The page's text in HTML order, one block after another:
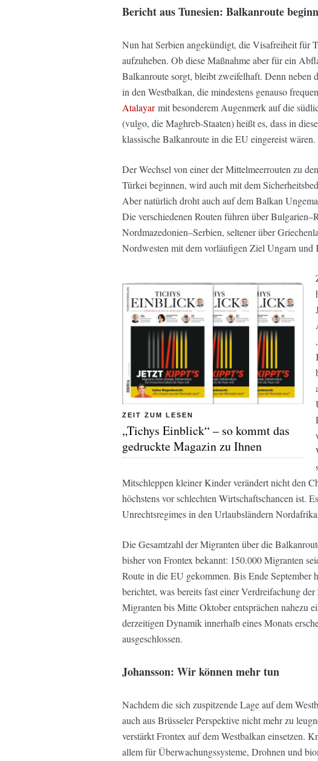
Bericht aus Tunesien: Balkanroute
Nun hat Serbien angekündigt, die Visafreiheit für
aufzuheben. Ob diese Maßnahme aber für ein
Balkanroute sorgt, bleibt zweifelhaft. Denn neben
in den Westbalkan, die mindestens genauso
Atalayarmit besonderem Augenmerk auf die
(vulgo, die Maghreb-Staaten) heißt es, dass in
klassische Balkanroute in die EU eingereist wären.
Der Wechsel von einer der Mittelmeerrouten zu
Türkei beginnen, wird auch mit dem
Aber natürlich droht auch auf dem Balkan
Die verschiedenen Routen führen über
Nordmazedonien–Serbien, seltener über
Nordwesten mit dem vorläufigen Ziel Ungarn und
ZEIT ZUM LESEN
„Tichys Einblick“ – so kommt das
gedruckte Magazin zu Ihnen
Mitschleppen kleiner Kinder verändert nicht den
höchstens vor schlechten Wirtschaftschancen ist.
Unrechtsregimes in den Urlaubsländern
Die Gesamtzahl der Migranten über die
bisher von Frontex bekannt: 150.000 Migranten
Route in die EU gekommen. Bis Ende September
berichtet, was bereits fast einer Verdreifachung
Migranten bis Mitte Oktober entsprächen nahezu
derzeitigen Dynamik innerhalb eines Monats
ausgeschlossen.
Johansson: Wir können mehr tun
Nachdem die sich zuspitzende Lage auf dem
auch aus Brüsseler Perspektive nicht mehr zu
verstärkt Frontex auf dem Westbalkan einsetzen.
allem für Überwachungssysteme, Drohnen und